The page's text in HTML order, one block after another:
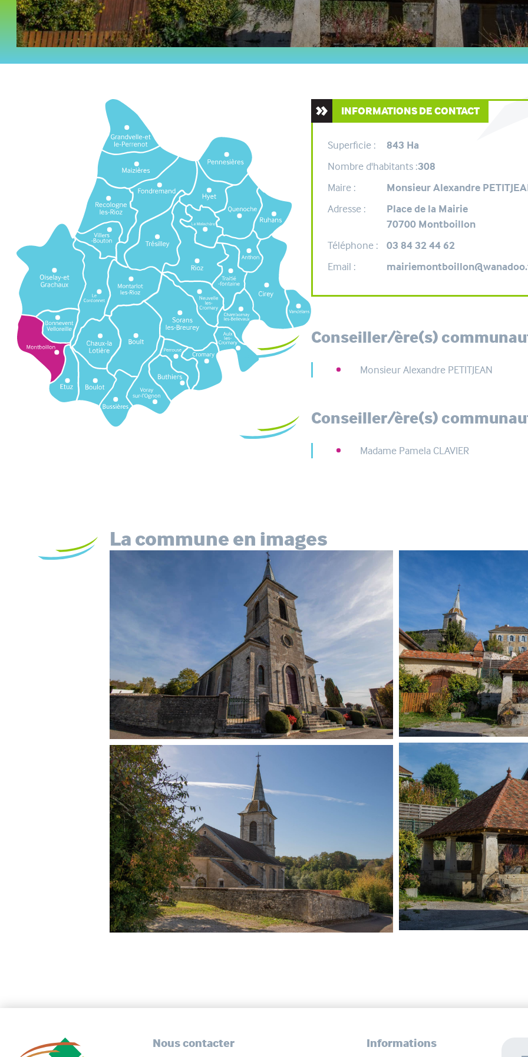
INFORMATIONS DE CONTACT
Superficie :
843 Ha
Nombre d'habitants :308
Maire :
Monsieur Alexandre
Adresse :
Place de la Mairie
70700 Montboillon
Téléphone :
03 84 32 44 62
Email :
Conseiller/ère(s)
Monsieur Alexandre PETITJEAN
Conseiller/ère(s)
Madame Pamela CLAVIER
La commune en images
Nous contacter
Informations